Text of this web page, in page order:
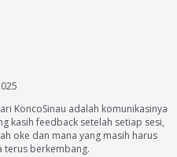
KoncoSinau adalah komunikasinya
kasih feedback setelah setiap sesi,
oke dan mana yang masih harus
terus berkembang.